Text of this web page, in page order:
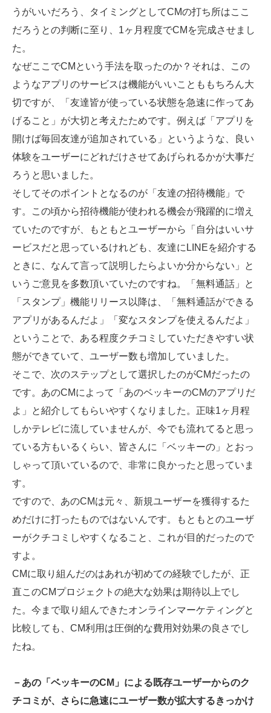
うがいいだろう、タイミングとしてCMの打ち所はここ
だろうとの判断に至り、1ヶ月程度でCMを完成させまし
た。
なぜここでCMという手法を取ったのか？それは、この
ようなアプリのサービスは機能がいいことももちろん大
切ですが、「友達皆が使っている状態を急速に作ってあ
げること」が大切と考えたためです。例えば「アプリを
開けば毎回友達が追加されている」というような、良い
体験をユーザーにどれだけさせてあげられるかが大事だ
ろうと思いました。
そしてそのポイントとなるのが「友達の招待機能」で
す。この頃から招待機能が使われる機会が飛躍的に増え
ていたのですが、もともとユーザーから「自分はいいサ
ービスだと思っているけれども、友達にLINEを紹介する
ときに、なんて言って説明したらよいか分からない」と
いうご意見を多数頂いていたのですね。「無料通話」と
「スタンプ」機能リリース以降は、「無料通話ができる
アプリがあるんだよ」「変なスタンプを使えるんだよ」
ということで、ある程度クチコミしていただきやすい状
態ができていて、ユーザー数も増加していました。
そこで、次のステップとして選択したのがCMだったの
です。あのCMによって「あのベッキーのCMのアプリだ
よ」と紹介してもらいやすくなりました。正味1ヶ月程
しかテレビに流していませんが、今でも流れてると思っ
ている方もいるくらい、皆さんに「ベッキーの」とおっ
しゃって頂いているので、非常に良かったと思っていま
す。
ですので、あのCMは元々、新規ユーザーを獲得するた
めだけに打ったものではないんです。もともとのユーザ
ーがクチコミしやすくなること、これが目的だったので
すよ。
CMに取り組んだのはあれが初めての経験でしたが、正
直このCMプロジェクトの絶大な効果は期待以上でし
た。今まで取り組んできたオンラインマーケティングと
比較しても、CM利用は圧倒的な費用対効果の良さでし
たね。
－あの「ベッキーのCM」による既存ユーザーからのク
チコミが、さらに急速にユーザー数が拡大するきっかけ